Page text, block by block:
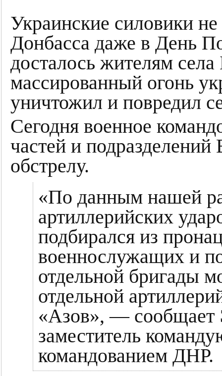
Украинские силовики
Донбасса даже в День
досталось жителям
массированный огонь
уничтожил и повредил
Сегодня военное
частей и
обстрелу.
«По данным нашей
артиллерийских
подбирался из
военнослужащих и
отдельной бригады
отдельной
«Азов», — сообщает
заместитель
командованием ДНР.